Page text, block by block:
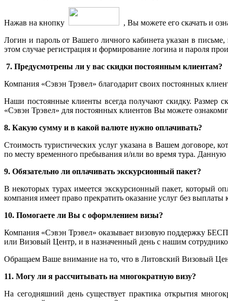
Нажав на кнопку
, Вы можете его скачать и
Логин и пароль от Вашего личного кабинета указан в
этом случае регистрация и формирование логина и пароля
7. Предусмотрены ли у вас скидки постоянным клиентам?
Компания «Сэвэн Трэвел» благодарит своих постоянных
Наши постоянные клиенты всегда получают скидку. Размер
«Сэвэн Трэвел» для постоянных клиентов Вы можете
8. Какую сумму и в какой валюте нужно оплачивать?
Стоимость туристических услуг указана в Вашем договоре,
по месту временного пребывания и/или во время тура.
9. Обязательно ли оплачивать экскурсионный пакет?
В некоторых турах имеется экскурсионный пакет, который
компания имеет право прекратить оказание услуг без
10. Помогаете ли Вы с оформлением визы?
Компания «Сэвэн Трэвел» оказывает визовую поддержку
или Визовый Центр, и в назначенный день с нашим
Обращаем Ваше внимание на то, что в Литовский Визовый
11. Могу ли я рассчитывать на многократную визу?
На сегодняшний день существует практика открытия